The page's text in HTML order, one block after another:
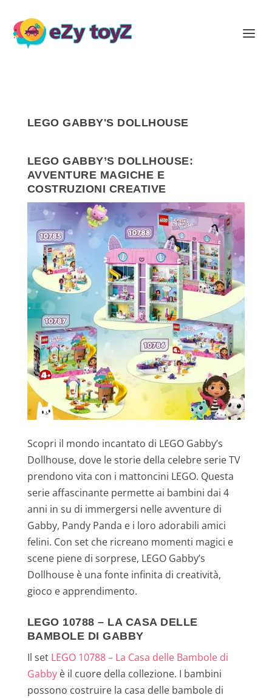
LEGO GABBY'S DOLLHOUSE
LEGO GABBY’S DOLLHOUSE:
AVVENTURE MAGICHE E
COSTRUZIONI CREATIVE
Scopri il mondo incantato di LEGO Gabby’s
Dollhouse, dove le storie della celebre serie TV
prendono vita con i mattoncini LEGO. Questa
serie affascinante permette ai bambini dai 4
anni in su di immergersi nelle avventure di
Gabby, Pandy Panda e i loro adorabili amici
felini. Con set che ricreano momenti magici e
scene piene di sorprese, LEGO Gabby’s
Dollhouse è una fonte infinita di creatività,
gioco e apprendimento.
LEGO 10788 – LA CASA DELLE
BAMBOLE DI GABBY
Il set LEGO 10788 – La Casa delle Bambole di
Gabbyè il cuore della collezione. I bambini
possono costruire la casa delle bambole di